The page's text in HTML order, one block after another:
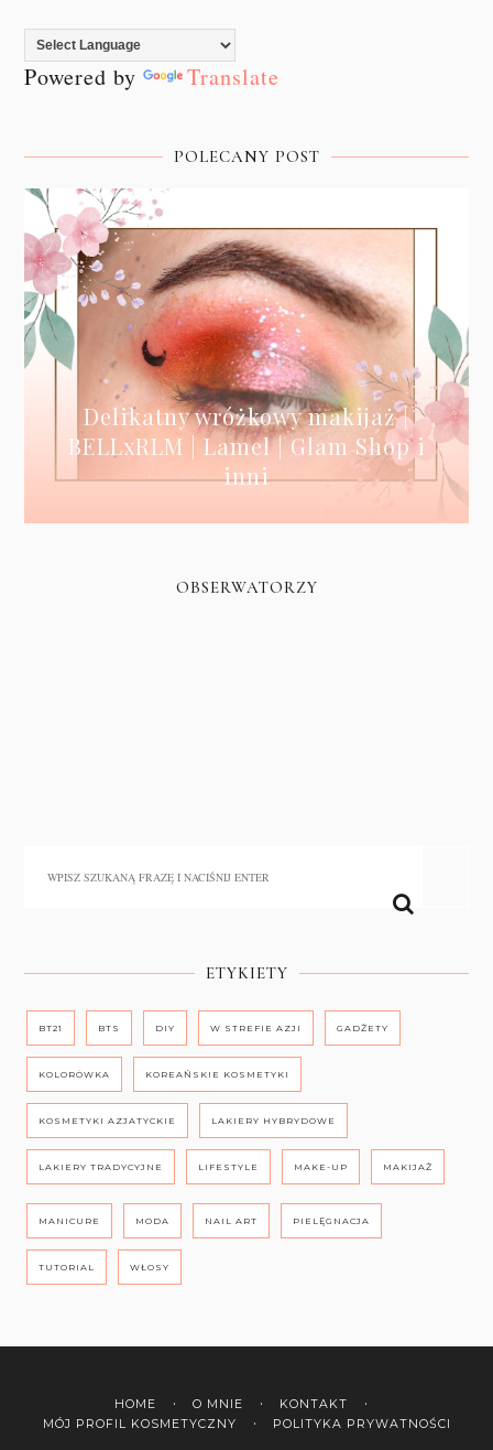
Powered by Translate
POLECANY POST
Delikatny wróżkowy makijaż |
BELLxRLM | Lamel | Glam Shop i
inni
OBSERWATORZY
ETYKIETY
BT21 BTS DIY W STREFIE AZJI GADŻETY
KOLORÓWKA KOREAŃSKIE KOSMETYKI
KOSMETYKI AZJATYCKIE LAKIERY HYBRYDOWE
LAKIERY TRADYCYJNE LIFESTYLE MAKE-UP MAKIJAŻ
MANICURE MODA NAIL ART PIELĘGNACJA
TUTORIAL WŁOSY
HOME O MNIE
KONTAKT
MÓJ PROFIL KOSMETYCZNY
POLITYKA PRYWATNOŚCI